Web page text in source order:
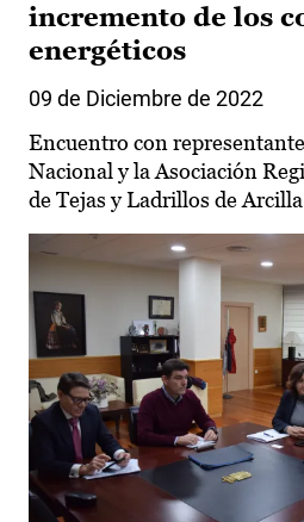
incremento de los
energéticos
09 de Diciembre de 2022
Encuentro con
Nacional y la Asociación
de Tejas y Ladrillos de Arcilla